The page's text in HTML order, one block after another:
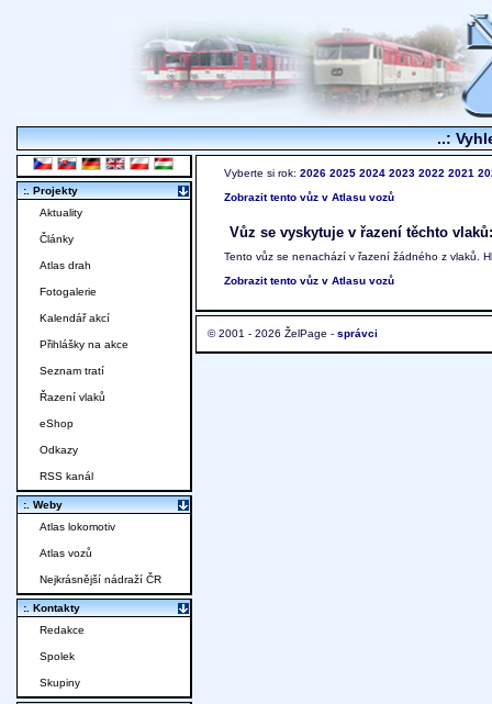
..:
Vyberte si rok: 2026 2025 2024 2023 2022 2021
Zobrazit tento vůz v Atlasu vozů
Vůz se vyskytuje v řazení těchto vlaků:
Tento vůz se nenachází v řazení žádného z vlaků.
Zobrazit tento vůz v Atlasu vozů
© 2001 - 2026 ŽelPage - správci
:. Projekty
Aktuality
Články
Atlas drah
Fotogalerie
Kalendář akcí
Přihlášky na akce
Seznam tratí
Řazení vlaků
eShop
Odkazy
RSS kanál
:. Weby
Atlas lokomotiv
Atlas vozů
Nejkrásnější nádraží ČR
:. Kontakty
Redakce
Spolek
Skupiny